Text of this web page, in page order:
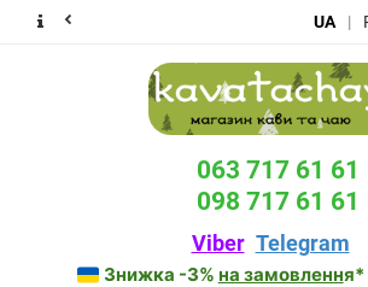
UA |
063 717 61 61
098 717 61 61
Viber Telegram
Знижка -3% на замовлення*